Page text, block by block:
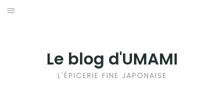
Aller
Le blog d'UMAMI
L'ÉPICERIE FINE JAPONAISE